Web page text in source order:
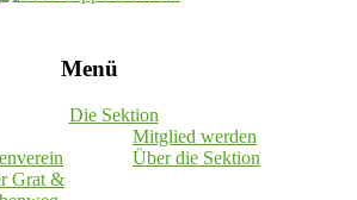
Menü
Die Sektion
Mitglied werden
Über die Sektion
Grat &